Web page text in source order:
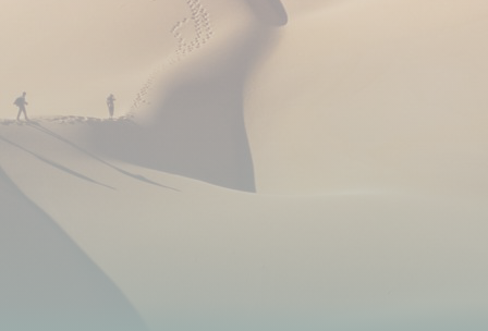
Il s'agit d'une pratique usuelle et non obligatoire.
Selon votre satisfaction à la fin de votre voyage, il
est d'usage de donner un pourboire à vos guide
locaux. C'est votre geste d'appréciation par rapport